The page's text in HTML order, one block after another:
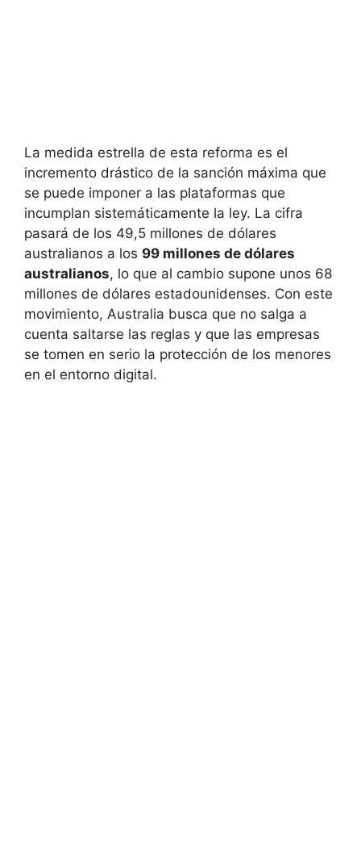
La medida estrella de esta reforma es el
incremento drástico de la sanción máxima que
se puede imponer a las plataformas que
incumplan sistemáticamente la ley. La cifra
pasará de los 49,5 millones de dólares
australianos a los 99 millones de dólares
australianos, lo que al cambio supone unos 68
millones de dólares estadounidenses. Con este
movimiento, Australia busca que no salga a
cuenta saltarse las reglas y que las empresas
se tomen en serio la protección de los menores
en el entorno digital.